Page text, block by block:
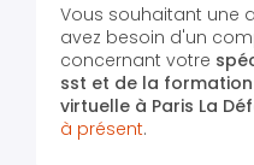
Vous souhaitant une
avez besoin d'un
concernant votre
sst et de la
virtuelle à Paris La
à présent.